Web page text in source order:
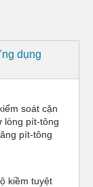
dụng
soát cặn
lòng pít-tông
pít-tông
kiềm tuyệt